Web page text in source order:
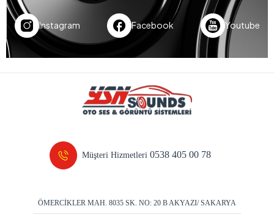
Instagram Facebook Youtube
Müşteri Hizmetleri0538 405 00 78
ÖMERCİKLER MAH. 8035 SK. NO: 20 B AKYAZI/ SAKARYA